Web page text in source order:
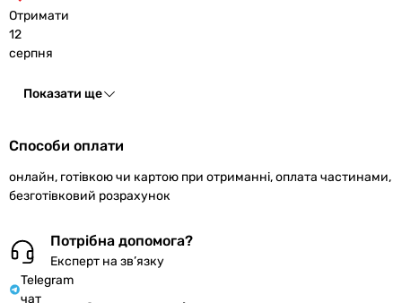
Отримати
12
серпня
Показати ще
Способи оплати
онлайн, готівкою чи картою при отриманні, оплата частинами,
безготівковий розрахунок
Потрібна допомога?
Експерт на зв’язку
Telegram
чат